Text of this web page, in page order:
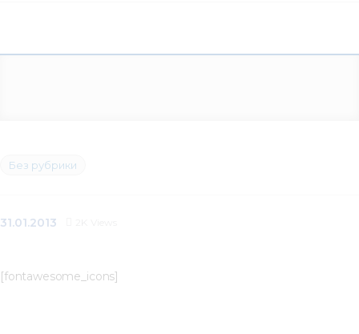
Info resources
Без рубрики
31.01.2013
[fontawesome_icons]